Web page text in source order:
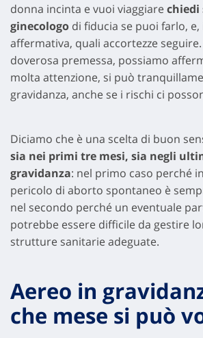
donna incinta e vuoi viaggiarechiedi
ginecologo di fiducia se puoi farlo,
affermativa, quali accortezze
doverosa premessa, possiamo
molta attenzione, si può
gravidanza, anche se i rischi ci
Diciamo che è una scelta di buon
sia nei primi tre mesi, sia negli
gravidanza: nel primo caso perché
pericolo di aborto spontaneo è
nel secondo perché un eventuale
potrebbe essere difficile da gestire
strutture sanitarie adeguate.
Aereo in
che mese si può